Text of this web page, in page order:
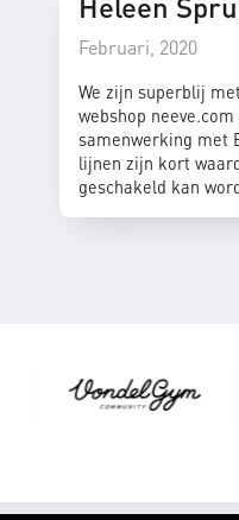
Februari, 2020
We zijn superblij
webshop
samenwerking met
lijnen zijn kort
geschakeld kan